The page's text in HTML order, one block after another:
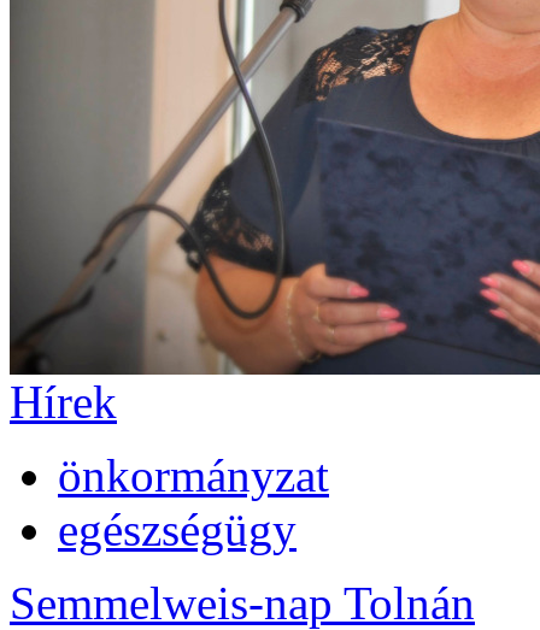
Hírek
önkormányzat
egészségügy
Semmelweis-nap Tolnán